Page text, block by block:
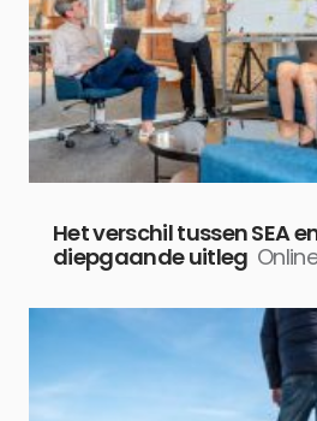
Het verschil tussen SEA
diepgaande uitleg